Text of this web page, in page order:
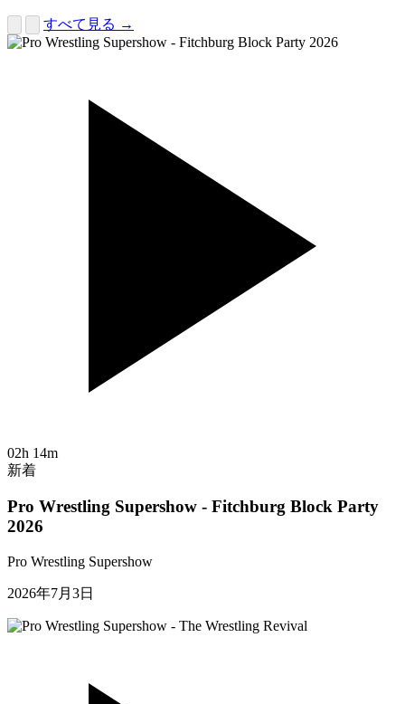
すべて見る →
02h 14m
新着
Pro Wrestling Supershow - Fitchburg Block Party
2026
Pro Wrestling Supershow
2026年7月3日